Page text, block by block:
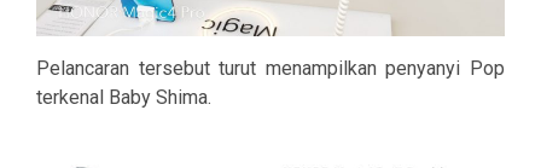
Pelancaran tersebut turut menampilkan penyanyi Pop
terkenal Baby Shima.